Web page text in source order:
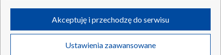
Informacje o nadawcy
Program dla prasy
Kanały
©2026 Telewizja Polska S.A. w likwidacji
ruchu w Internecie.
Twoje dane osobowe zbierane podczas odwiedzania przez Ciebie
poszczególnych serwisówna Portalu, takie jak adresy IP, identyfikatory
Ustawienia zaawansowane
Akceptuję i przechodzę do serwisu